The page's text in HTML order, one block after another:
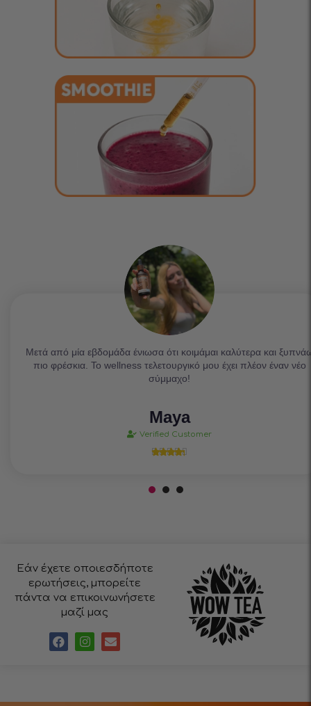
Μετά από μία εβδομάδα ένιωσα ότι κοιμάμαι καλύτερα και
πιο φρέσκια. Το wellness τελετουργικό μου έχει πλέον έναν νέο
σύμμαχο!
Maya
Verified Customer
    
Εάν έχετε οποιεσδήποτε
ερωτήσεις, μπορείτε
πάντα να επικοινωνήσετε
μαζί μας